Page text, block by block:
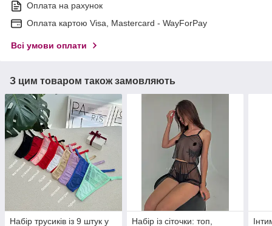
Оплата на рахунок
Оплата картою Visa, Mastercard - WayForPay
Всі умови оплати
З цим товаром також замовляють
Набір трусиків із 9 штук у
Набір із сіточки: топ,